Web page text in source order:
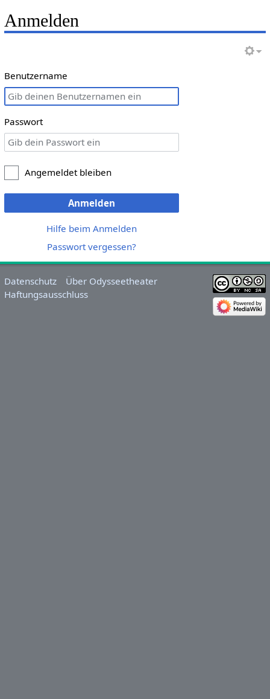
Anmelden
Benutzername
Passwort
Angemeldet bleiben
Anmelden
Hilfe beim Anmelden
Passwort vergessen?
Datenschutz
Über Odysseetheater
Haftungsausschluss